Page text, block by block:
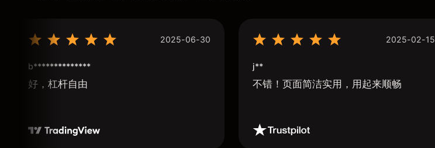
2025-06-30
b**************
好，杠杆自由
2025-02-15
j**
不错！页面简洁实用，用起来顺畅